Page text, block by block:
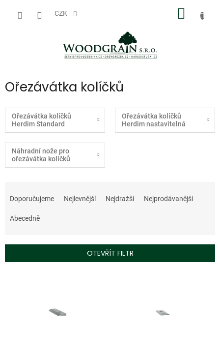
CZK
Ořezávátka kolíčků
Ořezávátka kolíčků
Herdim Standard
Ořezávátka kolíčků
Herdim nastavitelná
Náhradní nože pro
ořezávátka kolíčků
a
e
í
r
Doporučujeme Nejlevnější Nejdražší Nejprodávanější
Abecedně
OTEVŘÍT FILTR